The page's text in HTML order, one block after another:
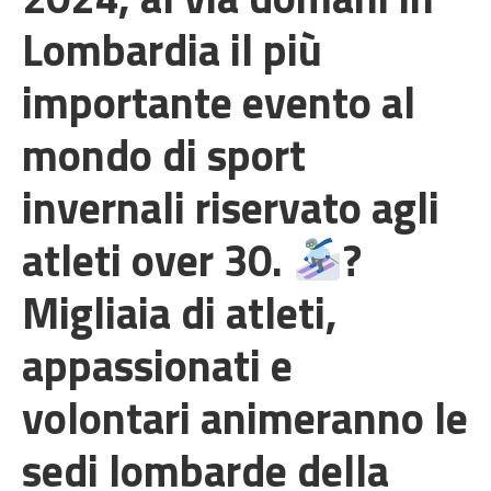
Lombardia il più
importante evento al
mondo di sport
invernali riservato agli
atleti over 30. ?
Migliaia di atleti,
appassionati e
volontari animeranno le
sedi lombarde della